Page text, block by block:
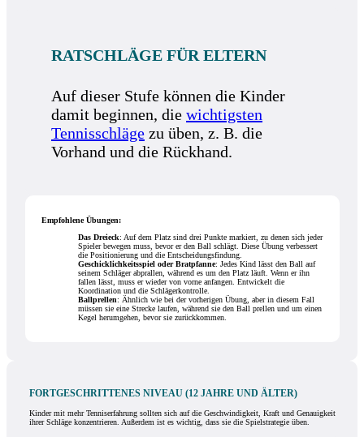
RATSCHLÄGE FÜR ELTERN
Auf dieser Stufe können die Kinder
damit beginnen, die wichtigsten
Tennisschläge zu üben, z. B. die
Vorhand und die Rückhand.
Empfohlene Übungen:
Das Dreieck: Auf dem Platz sind drei Punkte markiert, zu denen sich jeder
Spieler bewegen muss, bevor er den Ball schlägt. Diese Übung verbessert
die Positionierung und die Entscheidungsfindung.
Geschicklichkeitsspiel oder Bratpfanne: Jedes Kind lässt den Ball auf
seinem Schläger abprallen, während es um den Platz läuft. Wenn er ihn
fallen lässt, muss er wieder von vorne anfangen. Entwickelt die
Koordination und die Schlägerkontrolle.
Ballprellen: Ähnlich wie bei der vorherigen Übung, aber in diesem Fall
müssen sie eine Strecke laufen, während sie den Ball prellen und um einen
Kegel herumgehen, bevor sie zurückkommen.
FORTGESCHRITTENES NIVEAU (12 JAHRE UND ÄLTER)
Kinder mit mehr Tenniserfahrung sollten sich auf die Geschwindigkeit, Kraft und Genauigkeit
ihrer Schläge konzentrieren. Außerdem ist es wichtig, dass sie die Spielstrategie üben.